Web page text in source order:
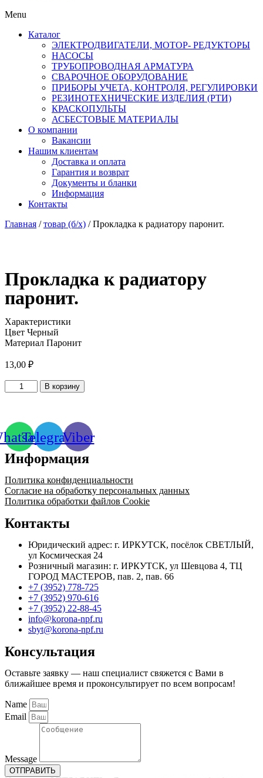
Menu
Каталог
ЭЛЕКТРОДВИГАТЕЛИ, МОТОР- РЕДУКТОРЫ
НАСОСЫ
ТРУБОПРОВОДНАЯ АРМАТУРА
СВАРОЧНОЕ ОБОРУДОВАНИЕ
ПРИБОРЫ УЧЕТА, КОНТРОЛЯ, РЕГУЛИРОВКИ
РЕЗИНОТЕХНИЧЕСКИЕ ИЗДЕЛИЯ (РТИ)
КРАСКОПУЛЬТЫ
АСБЕСТОВЫЕ МАТЕРИАЛЫ
О компании
Вакансии
Нашим клиентам
Доставка и оплата
Гарантия и возврат
Документы и бланки
Информация
Контакты
Главная /товар (б/х) / Прокладка к радиатору паронит.
Прокладка к радиатору
паронит.
Характеристики
Цвет Черный
Материал Паронит
13,00 ₽
Количество
товара
радиатору
паронит.
В корзину
TelegramViber
Информация
Политика конфиденциальности
Согласие на обработку персональных данных
Политика обработки файлов Cookie
Контакты
Юридический адрес: г. ИРКУТСК, посёлок СВЕТЛЫЙ,
ул Космическая 24
Розничный магазин: г. ИРКУТСК, ул Шевцова 4, ТЦ
ГОРОД МАСТЕРОВ, пав. 2, пав. 66
+7 (3952) 778-725
+7 (3952) 970-616
+7 (3952) 22-88-45
info@korona-npf.ru
sbyt@korona-npf.ru
Консультация
Оставьте заявку — наш специалист свяжется с Вами в
ближайшее время и проконсультирует по всем вопросам!
Name
Email
Message
ОТПРАВИТЬ